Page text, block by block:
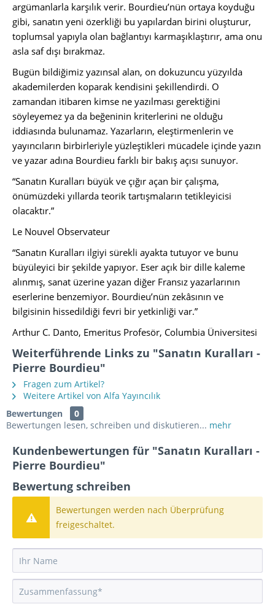
argümanlarla karşılık verir. Bourdieu’nün ortaya koyduğu
gibi, sanatın yeni özerkliği bu yapılardan birini oluşturur,
toplumsal yapıyla olan bağlantıyı karmaşıklaştırır, ama onu
asla saf dışı bırakmaz.
Bugün bildiğimiz yazınsal alan, on dokuzuncu yüzyılda
akademilerden koparak kendisini şekillendirdi. O
zamandan itibaren kimse ne yazılması gerektiğini
söyleyemez ya da beğeninin kriterlerini ne olduğu
iddiasında bulunamaz. Yazarların, eleştirmenlerin ve
yayıncıların birbirleriyle yüzleştikleri mücadele içinde yazın
ve yazar adına Bourdieu farklı bir bakış açısı sunuyor.
“Sanatın Kuralları büyük ve çığır açan bir çalışma,
önümüzdeki yıllarda teorik tartışmaların tetikleyicisi
olacaktır.”
Le Nouvel Observateur
“Sanatın Kuralları ilgiyi sürekli ayakta tutuyor ve bunu
büyüleyici bir şekilde yapıyor. Eser açık bir dille kaleme
alınmış, sanat üzerine yazan diğer Fransız yazarlarının
eserlerine benzemiyor. Bourdieu’nün zekâsının ve
bilgisinin hissedildiği fevri bir yetkinliği var.”
Arthur C. Danto, Emeritus Profesör, Columbia Üniversitesi
Weiterführende Links zu "Sanatın Kuralları -
Pierre Bourdieu"
Fragen zum Artikel?
Weitere Artikel von Alfa Yayıncılık
Bewertungen
0
Bewertungen lesen, schreiben und diskutieren... mehr
Kundenbewertungen für "Sanatın Kuralları -
Pierre Bourdieu"
Bewertung schreiben
Bewertungen werden nach Überprüfung
freigeschaltet.